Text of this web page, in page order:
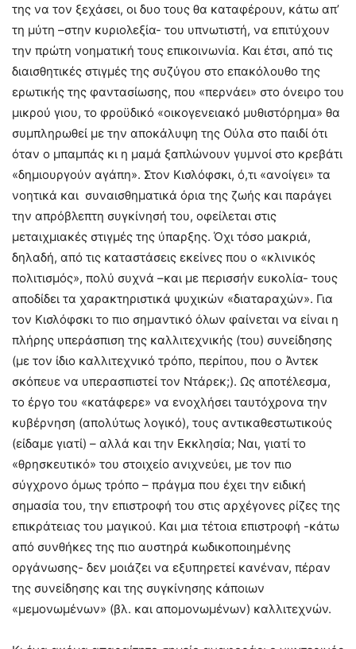
της να τον ξεχάσει, οι δυο τους θα καταφέρουν, κάτω απ’
τη μύτη –στην κυριολεξία- του υπνωτιστή, να επιτύχουν
την πρώτη νοηματική τους επικοινωνία. Και έτσι, από τις
διαισθητικές στιγμές της συζύγου στο επακόλουθο της
ερωτικής της φαντασίωσης, που «περνάει» στο όνειρο του
μικρού γιου, το φροϋδικό «οικογενειακό μυθιστόρημα» θα
συμπληρωθεί με την αποκάλυψη της Ούλα στο παιδί ότι
όταν ο μπαμπάς κι η μαμά ξαπλώνουν γυμνοί στο κρεβάτι
«δημιουργούν αγάπη». Στον Κισλόφσκι, ό,τι «ανοίγει» τα
νοητικά και συναισθηματικά όρια της ζωής και παράγει
την απρόβλεπτη συγκίνησή του, οφείλεται στις
μεταιχμιακές στιγμές της ύπαρξης. Όχι τόσο μακριά,
δηλαδή, από τις καταστάσεις εκείνες που ο «κλινικός
πολιτισμός», πολύ συχνά –και με περισσήν ευκολία- τους
αποδίδει τα χαρακτηριστικά ψυχικών «διαταραχών». Για
τον Κισλόφσκι το πιο σημαντικό όλων φαίνεται να είναι η
πλήρης υπεράσπιση της καλλιτεχνικής (του) συνείδησης
(με τον ίδιο καλλιτεχνικό τρόπο, περίπου, που ο Άντεκ
σκόπευε να υπερασπιστεί τον Ντάρεκ;). Ως αποτέλεσμα,
το έργο του «κατάφερε» να ενοχλήσει ταυτόχρονα την
κυβέρνηση (απολύτως λογικό), τους αντικαθεστωτικούς
(είδαμε γιατί) – αλλά και την Εκκλησία; Ναι, γιατί το
«θρησκευτικό» του στοιχείο ανιχνεύει, με τον πιο
σύγχρονο όμως τρόπο – πράγμα που έχει την ειδική
σημασία του, την επιστροφή του στις αρχέγονες ρίζες της
επικράτειας του μαγικού. Και μια τέτοια επιστροφή -κάτω
από συνθήκες της πιο αυστηρά κωδικοποιημένης
οργάνωσης- δεν μοιάζει να εξυπηρετεί κανέναν, πέραν
της συνείδησης και της συγκίνησης κάποιων
«μεμονωμένων» (βλ. και απομονωμένων) καλλιτεχνών.